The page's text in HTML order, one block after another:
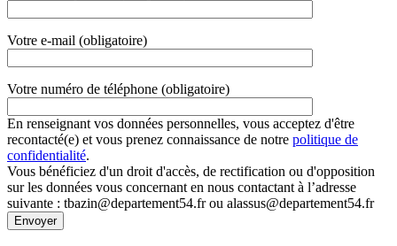
Votre e-mail (obligatoire)
Votre numéro de téléphone (obligatoire)
En renseignant vos données personnelles, vous acceptez d'être
recontacté(e) et vous prenez connaissance de notre politique de
confidentialité.
Vous bénéficiez d'un droit d'accès, de rectification ou d'opposition
sur les données vous concernant en nous contactant à l’adresse
suivante : tbazin@departement54.fr ou alassus@departement54.fr